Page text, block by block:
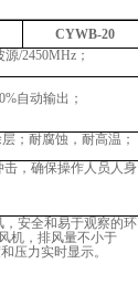
CYWB-20
/2450MHz；
自动输出；
；耐腐蚀，耐高温；
，确保操作人员人身
安全和易于观察的环
机，排风量不小于
压力实时显示。